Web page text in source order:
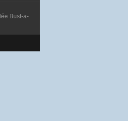
Bust-a-